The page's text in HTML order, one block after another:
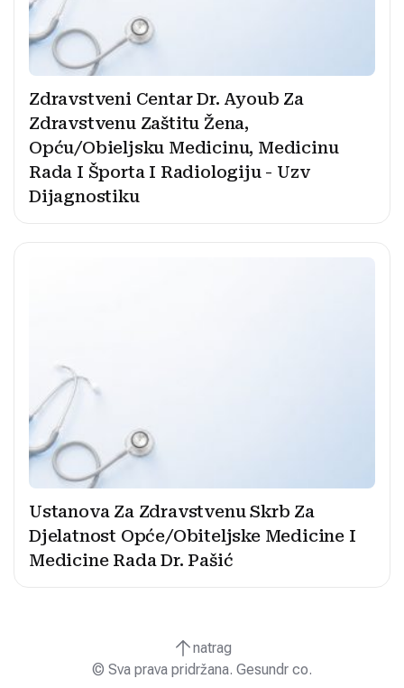
Zdravstveni Centar Dr. Ayoub Za
Zdravstvenu Zaštitu Žena,
Opću/Obieljsku Medicinu, Medicinu
Rada I Športa I Radiologiju - Uzv
Dijagnostiku
Ustanova Za Zdravstvenu Skrb Za
Djelatnost Opće/Obiteljske Medicine I
Medicine Rada Dr. Pašić
natrag
© Sva prava pridržana. Gesundr co.